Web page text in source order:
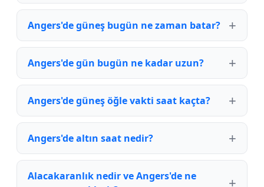
Angers'de güneş bugün ne zaman batar?
Angers'de gün bugün ne kadar uzun?
Angers'de güneş öğle vakti saat kaçta?
Angers'de altın saat nedir?
Alacakaranlık nedir ve Angers'de ne